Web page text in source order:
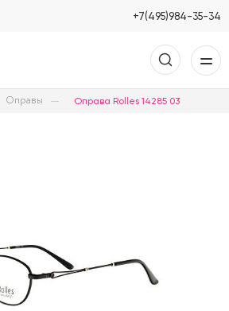
+7(495)984-35-34
Оправы Оправа Rolles 14285 03